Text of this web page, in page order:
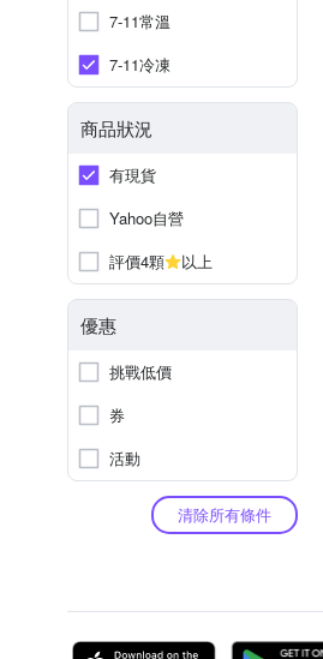
7-11常溫
7-11冷凍
商品狀況
有現貨
Yahoo自營
評價4顆
以上
優惠
挑戰低價
券
活動
清除所有條件